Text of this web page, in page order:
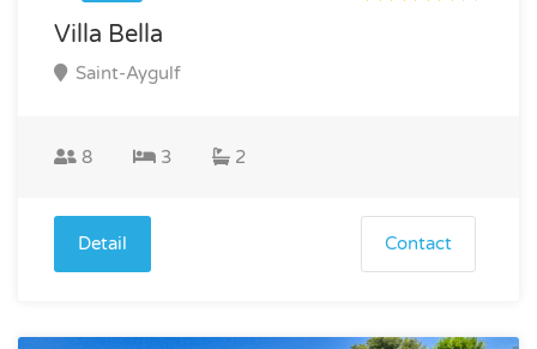
Villa Bella
Saint-Aygulf
8 3 2
Detail Contact